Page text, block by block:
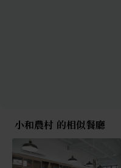
小和農村 的相似餐廳